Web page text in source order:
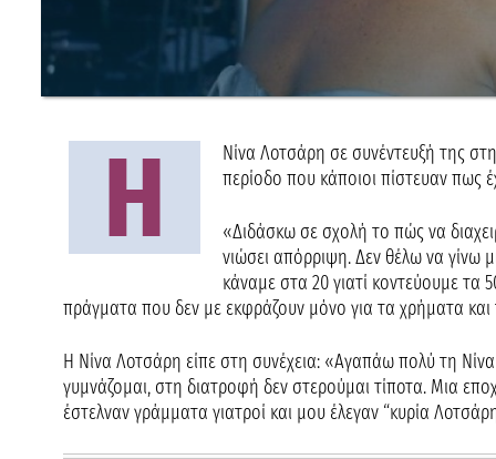
Η
Νίνα Λοτσάρη σε συνέντευξή της
περίοδο που κάποιοι πίστευαν πως
«Διδάσκω σε σχολή το πώς να
νιώσει απόρριψη. Δεν θέλω να γίνω
κάναμε στα 20 γιατί κοντεύουμε
πράγματα που δεν με εκφράζουν μόνο για τα χρήματα
Η Νίνα Λοτσάρη είπε στη συνέχεια: «Αγαπάω πολύ τη
γυμνάζομαι, στη διατροφή δεν στερούμαι τίποτα. Μια
έστελναν γράμματα γιατροί και μου έλεγαν “κυρία